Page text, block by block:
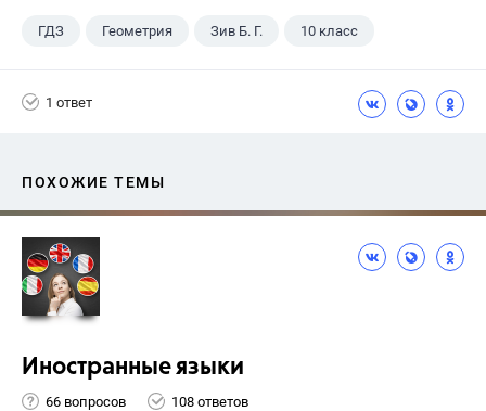
ГДЗ Геометрия Зив Б. Г. 10 класс
1 ответ
ПОХОЖИЕ ТЕМЫ
Иностранные языки
66 вопросов 108 ответов